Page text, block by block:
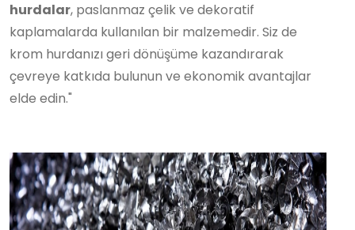
hurdalar, paslanmaz çelik ve dekoratif
kaplamalarda kullanılan bir malzemedir. Siz de
krom hurdanızı geri dönüşüme kazandırarak
çevreye katkıda bulunun ve ekonomik avantajlar
elde edin."